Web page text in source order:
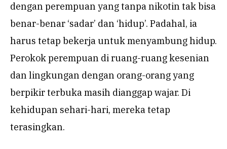
dengan perempuan yang tanpa nikotin tak bisa
benar-benar ‘sadar’ dan ‘hidup’. Padahal, ia
harus tetap bekerja untuk menyambung hidup.
Perokok perempuan di ruang-ruang kesenian
dan lingkungan dengan orang-orang yang
berpikir terbuka masih dianggap wajar. Di
kehidupan sehari-hari, mereka tetap
terasingkan.